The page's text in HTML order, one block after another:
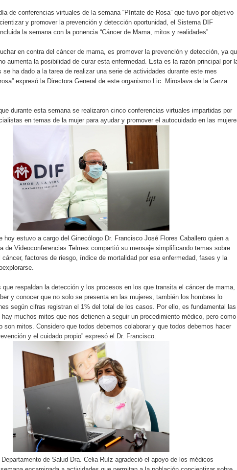
de conferencias virtuales de la semana “Píntate de Rosa” que tuvo por objetivo
y promover la prevención y detección oportunidad, el Sistema DIF
la semana con la ponencia “Cáncer de Mama, mitos y realidades”.
en contra del cáncer de mama, es promover la prevención y detección, ya
aumenta la posibilidad de curar esta enfermedad. Esta es la razón principal por
se ha dado a la tarea de realizar una serie de actividades durante este mes
expresó la Directora General de este organismo Lic. Miroslava de la Garza
durante esta semana se realizaron cinco conferencias virtuales impartidas por
en temas de la mujer para ayudar y promover el autocuidado en las
hoy estuvo a cargo del Ginecólogo Dr. Francisco José Flores Caballero quien a
de Videoconferencias Telmex compartió su mensaje simplificando temas sobre
factores de riesgo, índice de mortalidad por esa enfermedad, fases y la
que respaldan la detección y los procesos en los que transita el cáncer de mama,
y conocer que no solo se presenta en las mujeres, también los hombres lo
según cifras registran el 1% del total de los casos. Por ello, es fundamental las
muchos mitos que nos detienen a seguir un procedimiento médico, pero como
son mitos. Considero que todos debemos colaborar y que todos debemos hacer
y el cuidado propio” expresó el Dr. Francisco.
de Salud Dra. Celia Ruíz agradeció el apoyo de los médicos